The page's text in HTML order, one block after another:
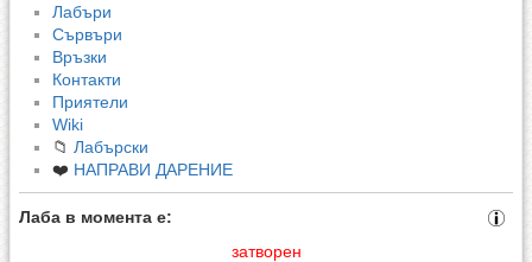
Лабъри
Сървъри
Връзки
Контакти
Приятели
Wiki
📁 Лабърски
❤️ НАПРАВИ ДАРЕНИЕ
Лаба в момента е:
затворен